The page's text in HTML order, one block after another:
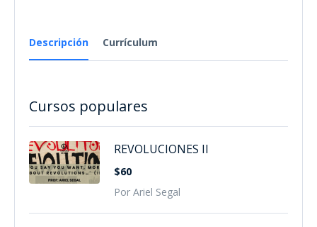
Descripción Currículum
Cursos populares
REVOLUCIONES II
$60
Por Ariel Segal